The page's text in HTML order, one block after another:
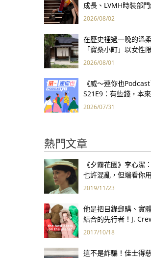
成長、LVMH時裝部門
Kering轉型策略初現
2026/08/02
在歷史裡過一晚的溫
「寶桑小町」以女性
台東老屋記憶
2026/08/01
《威～連你也Podcast
S21E9：有些錢，本
賺的——讀《一個投機
2026/07/31
熱門文章
《夕霧花園》李心潔
也許混亂，但端看你
看世界
2019/11/23
他是把目錄郵購、實
結合的先行者！J.
Arthur Cinader去世
2017/10/18
這不是詐騙！佳士得